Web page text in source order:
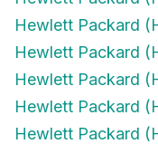
Hewlett Packard
Hewlett Packard
Hewlett Packard
Hewlett Packard
Hewlett Packard